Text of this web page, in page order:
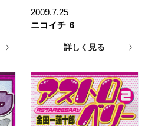
2009.7.25
ニコイチ 6
詳しく見る